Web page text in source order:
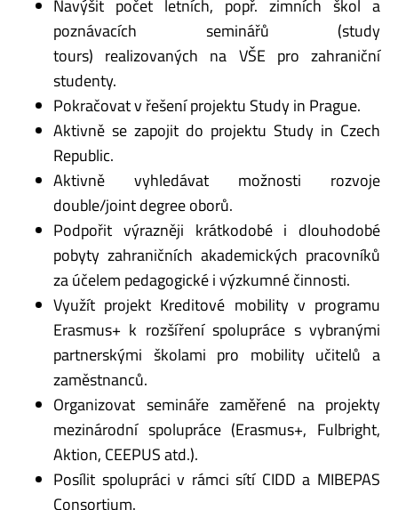
Navýšit počet letních, popř. zimních škol a
poznávacích seminářů (study
tours) realizovaných na VŠE pro zahraniční
studenty.
Pokračovat v řešení projektu Study in Prague.
Aktivně se zapojit do projektu Study in Czech
Republic.
Aktivně vyhledávat možnosti rozvoje
double/joint degree oborů.
Podpořit výrazněji krátkodobé i dlouhodobé
pobyty zahraničních akademických pracovníků
za účelem pedagogické i výzkumné činnosti.
Využít projekt Kreditové mobility v programu
Erasmus+ k rozšíření spolupráce s vybranými
partnerskými školami pro mobility učitelů a
zaměstnanců.
Organizovat semináře zaměřené na projekty
mezinárodní spolupráce (Erasmus+, Fulbright,
Aktion, CEEPUS atd.).
Posílit spolupráci v rámci sítí CIDD a MIBEPAS
Consortium.